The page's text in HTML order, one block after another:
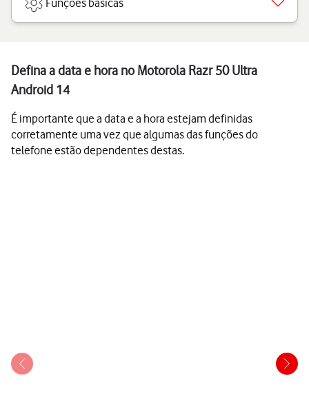
Funções básicas
Defina a data e hora no Motorola Razr 50 Ultra
Android 14
É importante que a data e a hora estejam definidas
corretamente uma vez que algumas das funções do
telefone estão dependentes destas.